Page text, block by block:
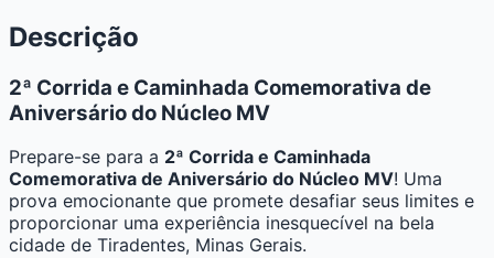
Descrição
2ª Corrida e Caminhada Comemorativa de
Aniversário do Núcleo MV
Prepare-se para a 2ª Corrida e Caminhada
Comemorativa de Aniversário do Núcleo MV! Uma
prova emocionante que promete desafiar seus limites e
proporcionar uma experiência inesquecível na bela
cidade de Tiradentes, Minas Gerais.